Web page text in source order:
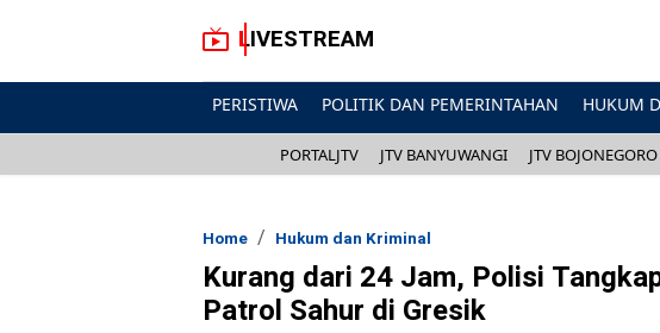
LIVESTREAM
PERISTIWA POLITIK DAN PEMERINTAHAN HUKUM
PORTALJTV JTV BANYUWANGI JTV BOJONEGORO
Home Hukum dan Kriminal
Kurang dari 24 Jam, Polisi
Patrol Sahur di Gresik